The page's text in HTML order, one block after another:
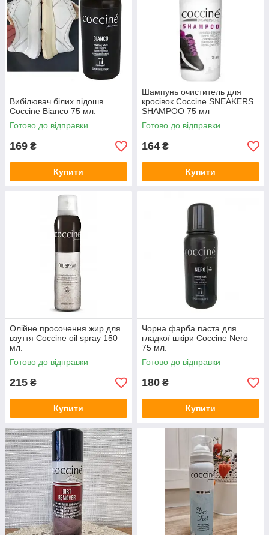
Вибілювач білих підошв
Coccine Bianco 75 мл.
Готово до відправки
169 ₴
Купити
Шампунь очиститель для
кросівок Coccine SNEAKERS
SHAMPOO 75 мл
Готово до відправки
164 ₴
Купити
Олійне просочення жир для
взуття Coccine oil spray 150
мл.
Готово до відправки
215 ₴
Купити
Чорна фарба паста для
гладкої шкіри Coccine Nero
75 мл.
Готово до відправки
180 ₴
Купити